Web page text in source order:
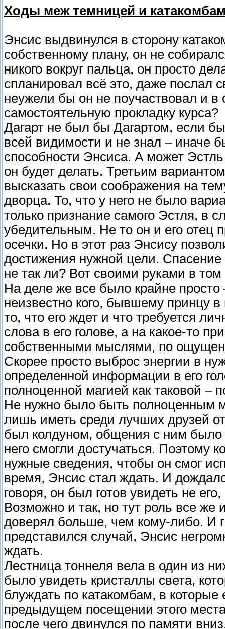
Ходы меж темницей и
Энсис выдвинулся в сторону
собственному плану, он не
никого вокруг пальца, он просто
спланировал всё это, даже послал
неужели бы он не поучаствовал и в
самостоятельную прокладку курса?
Дагарт не был бы Дагартом, если
всей видимости и не знал – иначе
способности Энсиса. А может
он будет делать. Третьим
высказать свои соображения на
дворца. То, что у него не было
только признание самого Эстля, в
убедительным. Не то он и его отец
осечки. Но в этот раз Энсису
достижения нужной цели.
не так ли? Вот своими руками в
На деле же все было крайне просто
неизвестно кого, бывшему принцу в
то, что его ждет и что требуется
слова в его голове, а на какое-то
собственными мыслями, по
Скорее просто выброс энергии в
определенной информации в его
полноценной магией как таковой –
Не нужно было быть полноценным
лишь иметь среди лучших друзей
был колдуном, общения с ним было
него смогли достучаться. Поэтому
нужные сведения, чтобы он смог
время, Энсис стал ждать. И
говоря, он был готов увидеть не
Возможно и так, но тут роль все же
доверял больше, чем кому-либо. И
представился случай, Энсис
ждать.
Лестница тоннеля вела в один из
было увидеть кристаллы света,
блуждать по катакомбам, в
предыдущем посещении этого
после чего двинулся по памяти